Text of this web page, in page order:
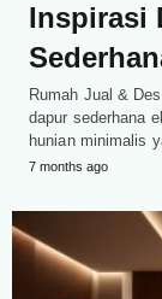
Inspirasi
Rumah Jual &
dapur sederhana
hunian minimalis
7 months ago